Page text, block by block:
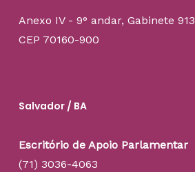
Anexo IV - 9° andar, Gabinete 913
CEP 70160-900
Salvador / BA
Escritório de Apoio Parlamentar
(71) 3036-4063